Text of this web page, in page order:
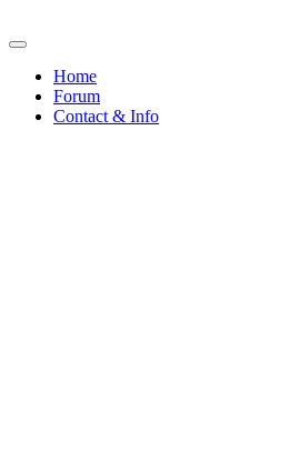
Home
Forum
Contact & Info